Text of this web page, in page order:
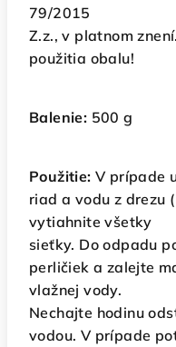
79/2015
Z.z., v platnom
použitia obalu!
Balenie: 500 g
Použitie: V prípade
riad a vodu z drezu
vytiahnite všetky
sieťky. Do odpadu
perličiek a zalejte
vlažnej vody.
Nechajte hodinu
vodou. V prípade